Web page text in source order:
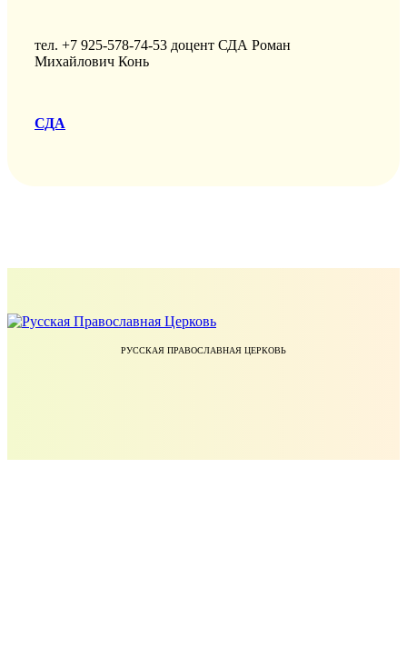
тел. +7 925-578-74-53 доцент СДА Роман
Михайлович Конь
СДА
РУССКАЯ ПРАВОСЛАВНАЯ ЦЕРКОВЬ